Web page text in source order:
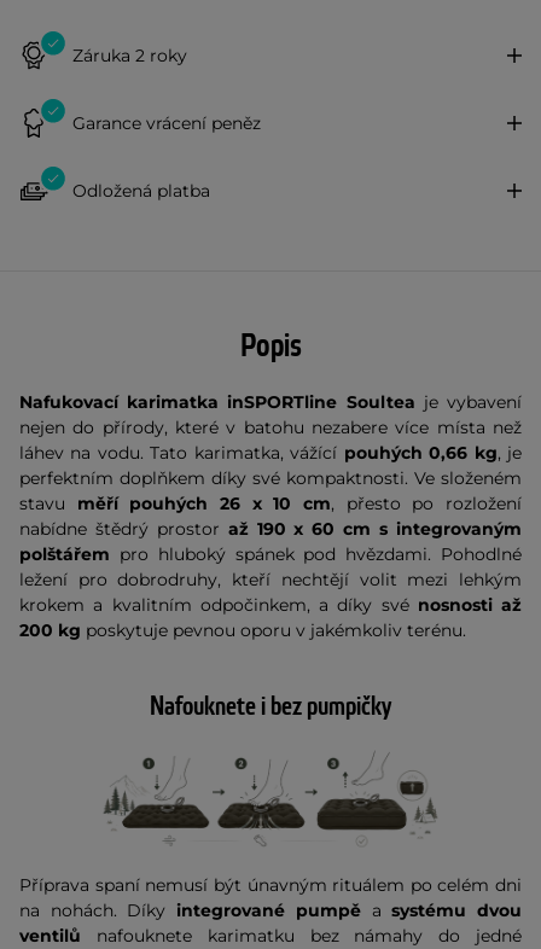
Záruka 2 roky
Garance vrácení peněz
Odložená platba
Popis
Nafukovací karimatka inSPORTline Soultea je vybavení
nejen do přírody, které v batohu nezabere více místa než
láhev na vodu. Tato karimatka, vážící pouhých 0,66 kg, je
perfektním doplňkem díky své kompaktnosti. Ve složeném
stavu měří pouhých 26 x 10 cm, přesto po rozložení
nabídne štědrý prostor až 190 x 60 cm s integrovaným
polštářem pro hluboký spánek pod hvězdami. Pohodlné
ležení pro dobrodruhy, kteří nechtějí volit mezi lehkým
krokem a kvalitním odpočinkem, a díky své nosnosti až
200 kg poskytuje pevnou oporu v jakémkoliv terénu.
Nafouknete i bez pumpičky
Příprava spaní nemusí být únavným rituálem po celém dni
na nohách. Díky integrované pumpě a systému dvou
ventilů nafouknete karimatku bez námahy do jedné